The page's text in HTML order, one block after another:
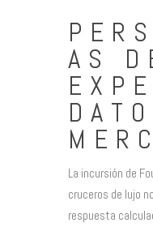
AS
La incursión de
cruceros de lujo
respuesta